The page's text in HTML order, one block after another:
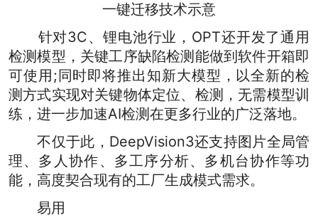
一键迁移技术示意
针对3C、锂电池行业，OPT还开发了通用
检测模型，关键工序缺陷检测能做到软件开箱即
可使用;同时即将推出知新大模型，以全新的检
测方式实现对关键物体定位、检测，无需模型训
练，进一步加速AI检测在更多行业的广泛落地。
不仅于此，DeepVision3还支持图片全局管
理、多人协作、多工序分析、多机台协作等功
能，高度契合现有的工厂生成模式需求。
易用